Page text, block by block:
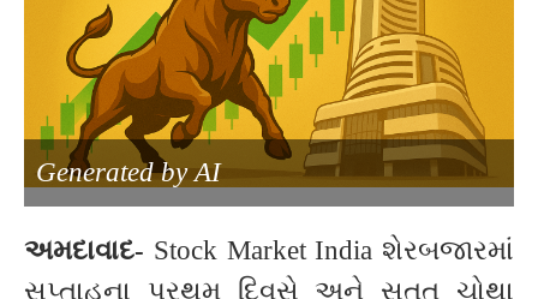
Generated by AI
અમદાવાદ- Stock Market India શેરબજારમાં
સપ્તાહના પ્રથમ દિવસે અને સતત ચોથા